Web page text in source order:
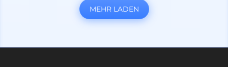
MEHR LADEN